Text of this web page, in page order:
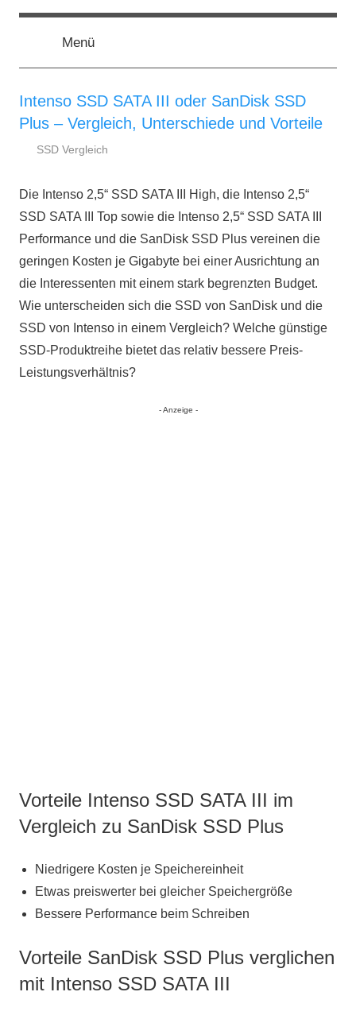
Zumssd-
ratgeber.de
SSD
Kaufberatung:
Menü
Intenso SSD SATA III oder SanDisk SSD
Plus – Vergleich, Unterschiede und Vorteile
Dezember
ratgeber.de
SSD Vergleich
Die Intenso 2,5“ SSD SATA III High, die Intenso 2,5“
SSD SATA III Top sowie die Intenso 2,5“ SSD SATA III
Performance und die SanDisk SSD Plus vereinen die
geringen Kosten je Gigabyte bei einer Ausrichtung an
die Interessenten mit einem stark begrenzten Budget.
Wie unterscheiden sich die SSD von SanDisk und die
SSD von Intenso in einem Vergleich? Welche günstige
SSD-Produktreihe bietet das relativ bessere Preis-
Leistungsverhältnis?
- Anzeige -
Vorteile Intenso SSD SATA III im
Vergleich zu SanDisk SSD Plus
Niedrigere Kosten je Speichereinheit
Etwas preiswerter bei gleicher Speichergröße
Bessere Performance beim Schreiben
Vorteile SanDisk SSD Plus verglichen
mit Intenso SSD SATA III